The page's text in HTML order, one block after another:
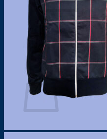
Es befinden sich
Zurück zum Shop
0
Warenkorb
Es befinden sich keine